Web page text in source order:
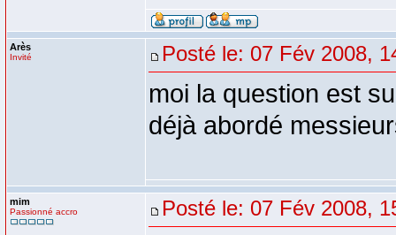
Arès
Invité Posté le: 07 Fév 2008,
moi la question est
déjà abordé
mim
Passionné accro Posté le: 07 Fév 2008,